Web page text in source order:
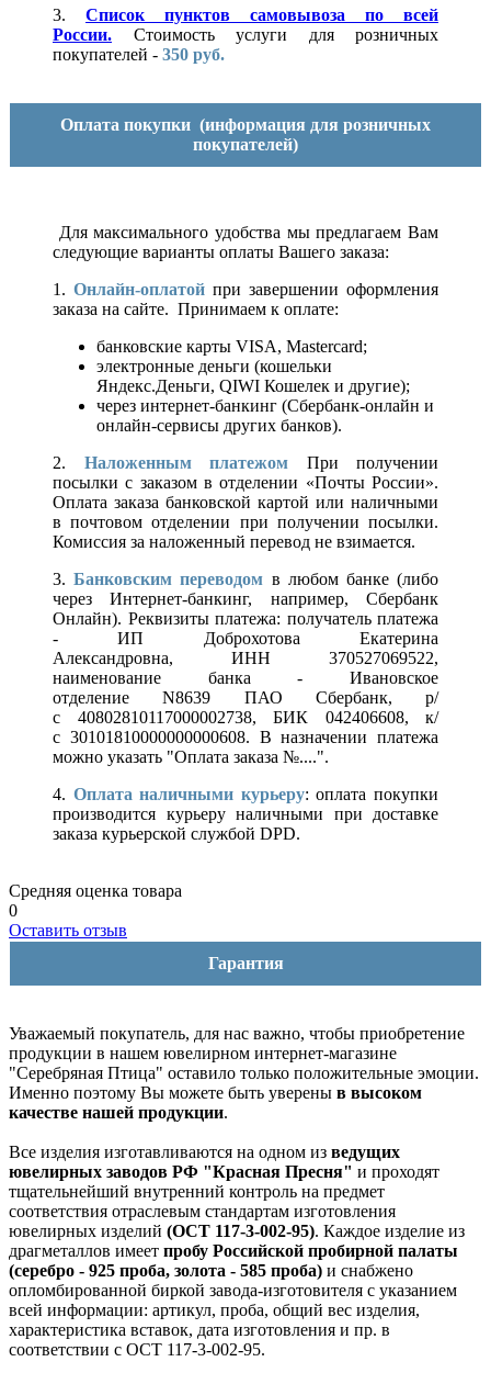
3. Список пунктов самовывоза по всей
России.
Стоимость услуги для розничных
покупателей - 350 руб.
Оплата покупки (информация для розничных
покупателей)
Для максимального удобства мы предлагаем Вам
следующие варианты оплаты Вашего заказа:
1. Онлайн-оплатой при завершении оформления
заказа на сайте. Принимаем к оплате:
банковские карты VISA, Mastercard;
электронные деньги (кошельки
Яндекс.Деньги, QIWI Кошелек и другие);
через интернет-банкинг (Сбербанк-онлайн и
онлайн-сервисы других банков).
2. Наложенным платежом При получении
посылки с заказом в отделении «Почты России».
Оплата заказа банковской картой или наличными
в почтовом отделении при получении посылки.
Комиссия за наложенный перевод не взимается.
3.Банковским переводом в любом банке (либо
через Интернет-банкинг, например, Сбербанк
Онлайн). Реквизиты платежа: получатель платежа
- ИП Доброхотова Екатерина
Александровна, ИНН 370527069522,
наименование банка - Ивановское
отделение N8639 ПАО Сбербанк, р/
с 40802810117000002738, БИК 042406608, к/
с 30101810000000000608. В назначении платежа
можно указать "Оплата заказа №....".
4. Оплата наличными курьеру: оплата покупки
производится курьеру наличными при доставке
заказа курьерской службой DPD.
Средняя оценка товара
0
Оставить отзыв
Гарантия
Уважаемый покупатель, для нас важно, чтобы приобретение
продукции в нашем ювелирном интернет-магазине
"Серебряная Птица" оставило только положительные эмоции.
Именно поэтому Вы можете быть уверены в высоком
качестве нашей продукции.
Все изделия изготавливаются на одном из ведущих
ювелирных заводов РФ "Красная Пресня" и проходят
тщательнейший внутренний контроль на предмет
соответствия отраслевым стандартам изготовления
ювелирных изделий (ОСТ 117-3-002-95). Каждое изделие из
драгметаллов имеет пробу Российской пробирной палаты
(серебро - 925 проба, золота - 585 проба) и снабжено
опломбированной биркой завода-изготовителя с указанием
всей информации: артикул, проба, общий вес изделия,
характеристика вставок, дата изготовления и пр. в
соответствии с ОСТ 117-3-002-95.